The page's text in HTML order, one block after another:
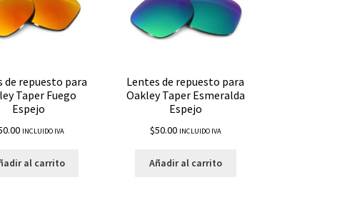
de repuesto para
Taper Fuego
Espejo
INCLUIDO IVA
al carrito
Lentes de repuesto para
Oakley Taper Esmeralda
Espejo
$50.00 INCLUIDO IVA
Añadir al carrito